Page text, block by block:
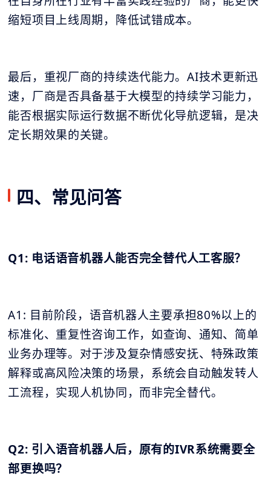
缩短项目上线周期，降低试错成本。
最后，重视厂商的持续迭代能力。AI技术更新迅
速，厂商是否具备基于大模型的持续学习能力，
能否根据实际运行数据不断优化导航逻辑，是决
定长期效果的关键。
四、常见问答
Q1: 电话语音机器人能否完全替代人工客服？
A1: 目前阶段，语音机器人主要承担80%以上的
标准化、重复性咨询工作，如查询、通知、简单
业务办理等。对于涉及复杂情感安抚、特殊政策
解释或高风险决策的场景，系统会自动触发转人
工流程，实现人机协同，而非完全替代。
Q2: 引入语音机器人后，原有的IVR系统需要全
部更换吗？